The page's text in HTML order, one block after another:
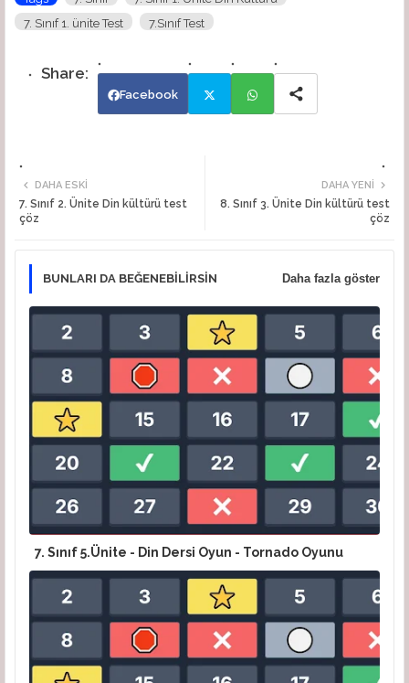
7. Sınıf 1. ünite Test
7.Sınıf Test
Facebook
DAHA YENI
8. Sınıf 3. Ünite Din kültürü test
çöz
DAHA ESKI
7. Sınıf 2. Ünite Din kültürü test
çöz
BUNLARI DA BEĞENEBILIRSIN Daha fazla göster
7. Sınıf 5.Ünite - Din Dersi Oyun - Tornado Oyunu